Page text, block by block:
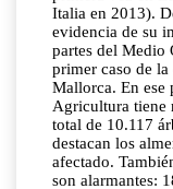
Italia en 2013).
evidencia de su
partes del Medio
primer caso de
Mallorca. En ese
Agricultura tiene
total de 10.117
destacan los
afectado.
son alarmantes: